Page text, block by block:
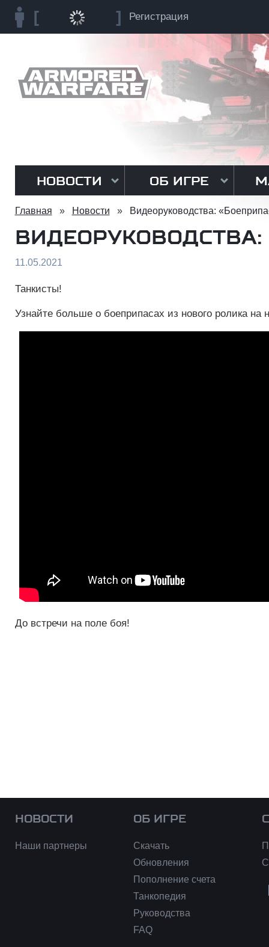
Регистрация
НОВОСТИ ОБ ИГРЕ
Главная » Новости » Видеоруководства:
11.05.2021
Танкисты!
Узнайте больше о боеприпасах из нового ролика
До встречи на поле боя!
НОВОСТИ
Наши партнеры
ОБ ИГРЕ
Скачать
Обновления
Пополнение счета
Танкопедия
Руководства
FAQ